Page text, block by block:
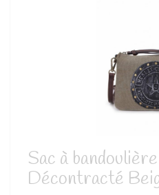
Sac à
Décontracté